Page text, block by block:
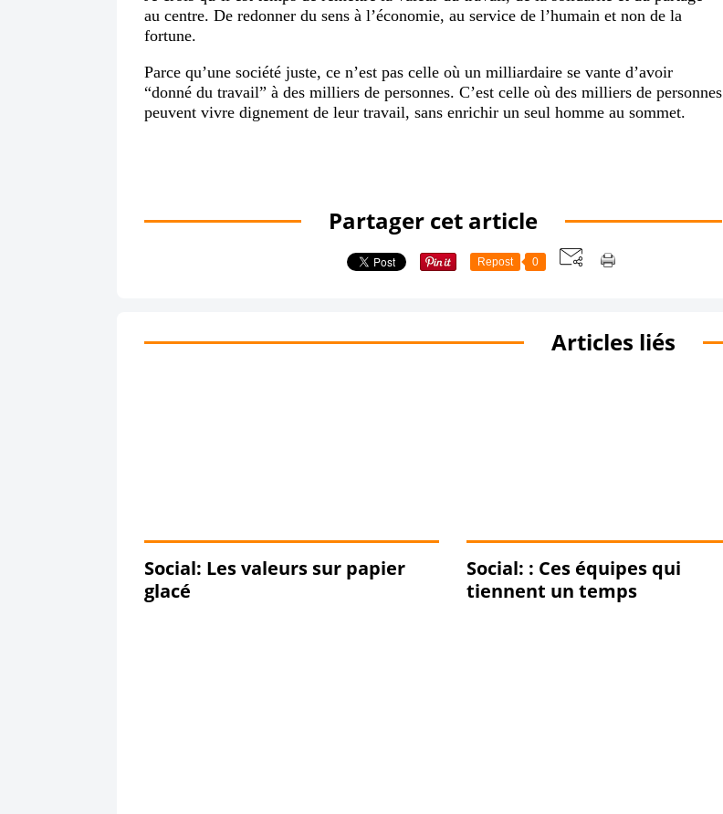
au centre. De redonner du sens à l’économie, au service de l’humain et non de la
fortune.
Parce qu’une société juste, ce n’est pas celle où un milliardaire se vante d’avoir
“donné du travail” à des milliers de personnes. C’est celle où des milliers de personnes
peuvent vivre dignement de leur travail, sans enrichir un seul homme au sommet.
Partager cet article
Repost 0
Articles liés
Social: Les valeurs sur papier
glacé
Social: : Ces équipes qui
tiennent un temps